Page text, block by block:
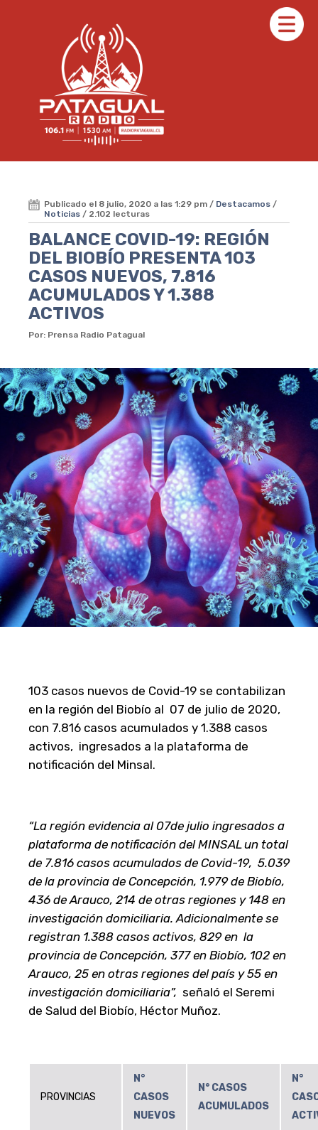
Publicado el 8 julio, 2020 a las 1:29 pm / Destacamos /
Noticias / 2.102 lecturas
BALANCE COVID-19: REGIÓN
DEL BIOBÍO PRESENTA 103
CASOS NUEVOS, 7.816
ACUMULADOS Y 1.388
ACTIVOS
Por: Prensa Radio Patagual
103 casos nuevos de Covid-19 se contabilizan
en la región del Biobío al 07 de julio de 2020,
con 7.816 casos acumulados y 1.388 casos
activos, ingresados a la plataforma de
notificación del Minsal.
“La región evidencia al 07de julio ingresados a
plataforma de notificación del MINSAL un total
de 7.816 casos acumulados de Covid-19, 5.039
de la provincia de Concepción, 1.979 de Biobío,
436 de Arauco, 214 de otras regiones y 148 en
investigación domiciliaria. Adicionalmente se
registran 1.388 casos activos, 829 en la
provincia de Concepción, 377 en Biobío, 102 en
Arauco, 25 en otras regiones del país y 55 en
investigación domiciliaria”, señaló el Seremi
de Salud del Biobío, Héctor Muñoz.
PROVINCIAS
N°
CASOS
NUEVOS
N° CASOS
ACUMULADOS
N°